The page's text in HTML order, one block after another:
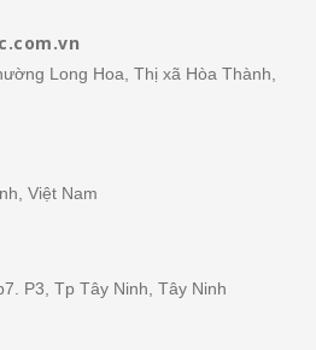
Long Hoa, Thị xã Hòa Thành,
Việt Nam
P3, Tp Tây Ninh, Tây Ninh